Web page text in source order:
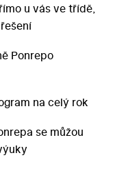
u vás ve třídě,
Ponrepo
na celý rok
se můžou